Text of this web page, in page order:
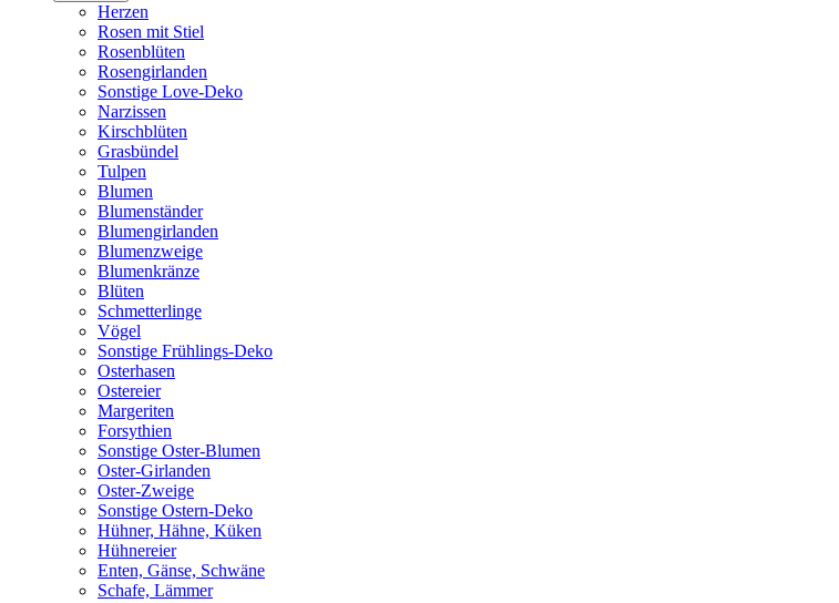
Herzen
Rosen mit Stiel
Rosenblüten
Rosengirlanden
Sonstige Love-Deko
Narzissen
Kirschblüten
Grasbündel
Tulpen
Blumen
Blumenständer
Blumengirlanden
Blumenzweige
Blumenkränze
Blüten
Schmetterlinge
Vögel
Sonstige Frühlings-Deko
Osterhasen
Ostereier
Margeriten
Forsythien
Sonstige Oster-Blumen
Oster-Girlanden
Oster-Zweige
Sonstige Ostern-Deko
Hühner, Hähne, Küken
Hühnereier
Enten, Gänse, Schwäne
Schafe, Lämmer